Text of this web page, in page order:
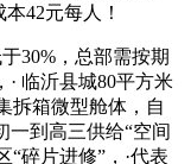
42元每人！
30%，总部需按期
临沂县城80平方米
拆箱微型舱体，自
一到高三供给“空间
“碎片进修”，·代表